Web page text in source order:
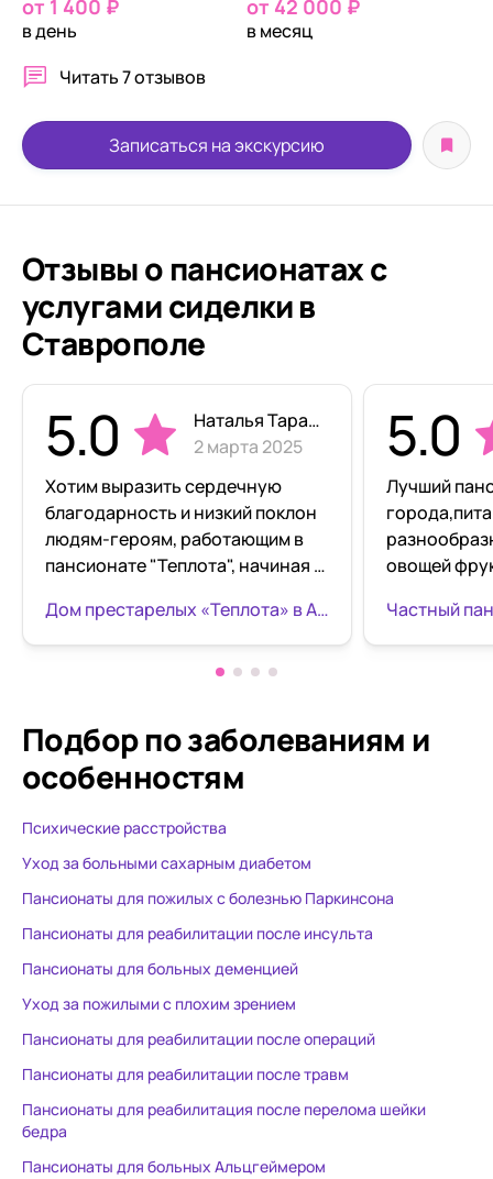
от 1 400 ₽
в день
от 42 000 ₽
в месяц
Читать7 отзывов
Записаться на экскурсию
Отзывы о пансионатах с
услугами сиделки в
Ставрополе
5.0
Наталья Тарасова
2 марта 2025
Хотим выразить сердечную
благодарность и низкий поклон
людям-героям, работающим в
пансионате "Теплота", начиная с
Викторовича и заведующей
Светланы Васильевны и каждой
девочке-сиделке Оксане,
отдельное большое
человеческое Спасибо! Так
сложились наши жизненные
обратились за помощью по
уходу за нашим папочкой,
Альцгеймера, в этот пансионат.
Светлана Васильевна очень
чуткий, понимающий и
всегда понимала, откликалась
на любую просьбу и всегда
помогала в трудную минуту по
девочка-сиделка отличается
своей душевностью,
человечностью и желанием
Дом престарелых «Теплота» в Армавире
5.0
Лучший
овощей
родным .
этим людям
там ни разу
Подбор по заболеваниям и
особенностям
Психические расстройства
Уход за больными сахарным диабетом
Пансионаты для пожилых с болезнью Паркинсона
Пансионаты для реабилитации после инсульта
Пансионаты для больных деменцией
Уход за пожилыми с плохим зрением
Пансионаты для реабилитации после операций
Пансионаты для реабилитации после травм
Пансионаты для реабилитация после перелома шейки
бедра
Пансионаты для больных Альцгеймером